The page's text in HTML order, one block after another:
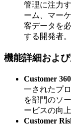
管理に注力
ーム、マー
客データを
する開発者。
機能詳細および
Customer
一されたプ
を部門のソ
ービスの向
Customer